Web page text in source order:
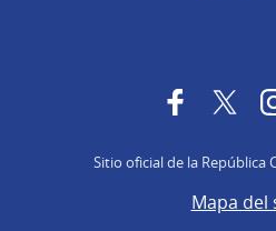
Facebook
Sitio oficial de la República
Mapa del